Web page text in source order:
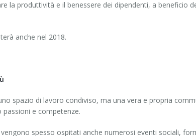
la produttività e il benessere dei dipendenti, a beneficio
anche nel 2018.
spazio di lavoro condiviso, ma una vera e propria
passioni e competenze.
vengono spesso ospitati anche numerosi eventi sociali,